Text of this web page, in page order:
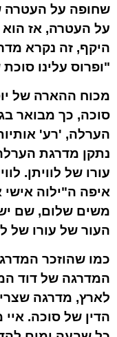
שחופה על העטרה
על העטרה, אז
היקף, זה נקרא
"ופרוס עלינו
מכוח ההארה של
סוכה, כך מבואר
הערלה, 'רע'
נתקן מדרגת
עורו של לוויתן.
איפה ה"ילוה
משים שלום, שם יש
העור של עורו של
כמו שהוזכר
המדרגה של דוד
לארץ, מדרגה
הדין של סוכה. איי